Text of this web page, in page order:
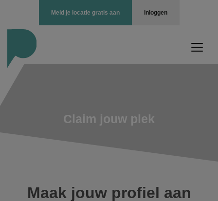
inloggen
Meld je locatie gratis aan
Claim jouw plek
Maak jouw profiel aan